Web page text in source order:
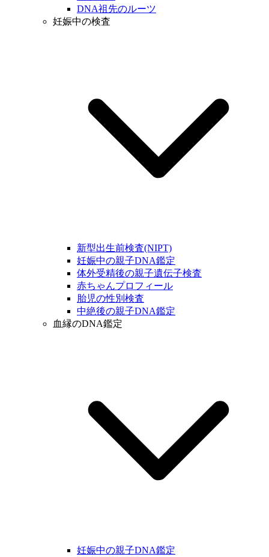
DNA祖先のルーツ
妊娠中の検査
新型出生前検査(NIPT)
妊娠中の親子DNA鑑定
体外受精後の親子遺伝子検査
赤ちゃんプロフィール
胎児の性別検査
中絶後の親子DNA鑑定
血縁のDNA鑑定
妊娠中の親子DNA鑑定